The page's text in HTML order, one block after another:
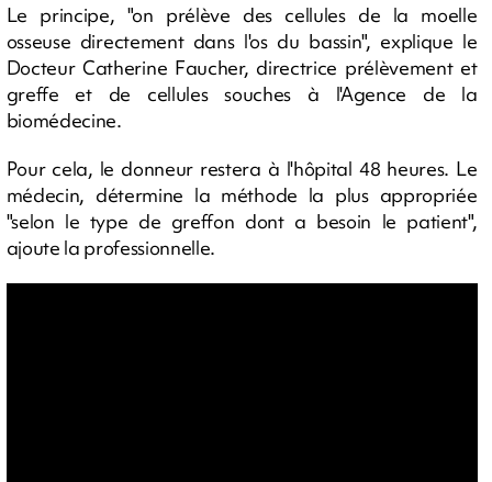
Le principe, "on prélève des cellules de la moelle
osseuse directement dans l'os du bassin", explique le
Docteur Catherine Faucher, directrice prélèvement et
greffe et de cellules souches à l'Agence de la
biomédecine.
Pour cela, le donneur restera à l'hôpital 48 heures. Le
médecin, détermine la méthode la plus appropriée
"selon le type de greffon dont a besoin le patient",
ajoute la professionnelle.